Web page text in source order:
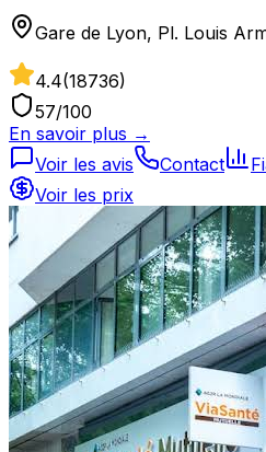
Gare de Lyon, Pl. Louis
4.4(18736)
57/100
En savoir plus →
Voir les avis
Contact
Voir les prix